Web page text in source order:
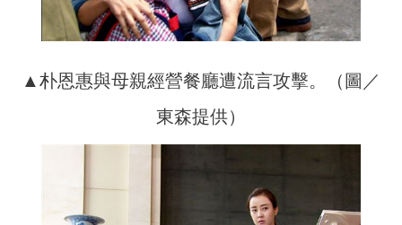
▲朴恩惠與母親經營餐廳遭流言攻擊。（圖／
東森提供）